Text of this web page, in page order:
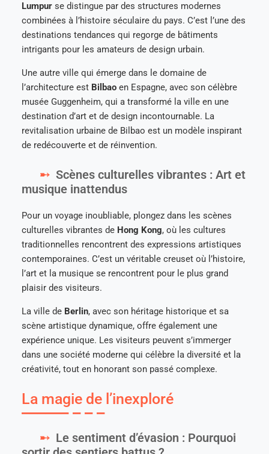
Lumpur se distingue par des structures modernes
combinées à l’histoire séculaire du pays. C’est l’une des
destinations tendances qui regorge de bâtiments
intrigants pour les amateurs de design urbain.
Une autre ville qui émerge dans le domaine de
l’architecture est Bilbao en Espagne, avec son célèbre
musée Guggenheim, qui a transformé la ville en une
destination d’art et de design incontournable. La
revitalisation urbaine de Bilbao est un modèle inspirant
de redécouverte et de réinvention.
Scènes culturelles vibrantes : Art et
musique inattendus
Pour un voyage inoubliable, plongez dans les scènes
culturelles vibrantes de Hong Kong, où les cultures
traditionnelles rencontrent des expressions artistiques
contemporaines. C’est un véritable creuset où l’histoire,
l’art et la musique se rencontrent pour le plus grand
plaisir des visiteurs.
La ville de Berlin, avec son héritage historique et sa
scène artistique dynamique, offre également une
expérience unique. Les visiteurs peuvent s’immerger
dans une société moderne qui célèbre la diversité et la
créativité, tout en honorant son passé complexe.
La magie de l’inexploré
Le sentiment d’évasion : Pourquoi